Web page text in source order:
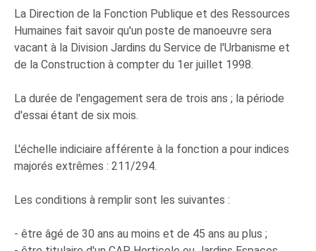
La Direction de la Fonction Publique et des Ressources
Humaines fait savoir qu'un poste de manoeuvre sera
vacant à la Division Jardins du Service de l'Urbanisme et
de la Construction à compter du 1er juillet 1998.
La durée de l'engagement sera de trois ans ; la période
d'essai étant de six mois.
L'échelle indiciaire afférente à la fonction a pour indices
majorés extrêmes : 211/294.
Les conditions à remplir sont les suivantes :
- être âgé de 30 ans au moins et de 45 ans au plus ;